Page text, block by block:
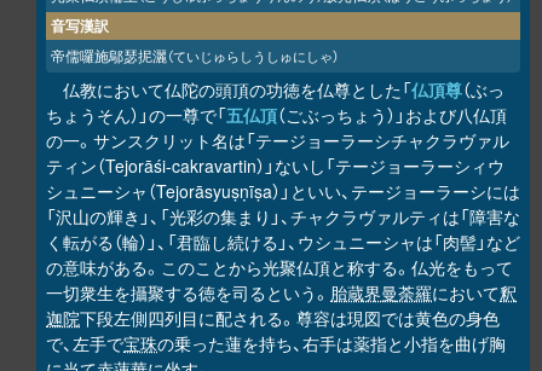
音写漢訳
帝儒囉施鄔瑟抳灑（ていじゅらしうしゅにしゃ）
仏教において仏陀の頭頂の功徳を仏尊とした「仏頂尊（ぶっ
ちょうそん）」の一尊で「五仏頂（ごぶっちょう）」および八仏頂
の一。サンスクリット名は「テージョーラーシチャクラヴァル
ティン（Tejorāśi-cakravartin）」ないし「テージョーラーシィウ
シュニーシャ（Tejorāsyuṣṇīṣa）」といい、テージョーラーシには
「沢山の輝き」、「光彩の集まり」、チャクラヴァルティは「障害な
く転がる（輪）」、「君臨し続ける」、ウシュニーシャは「肉髻」など
の意味がある。このことから光聚仏頂と称する。仏光をもって
一切衆生を攝聚する徳を司るという。 胎蔵界曼荼羅において釈
迦院下段左側四列目に配される。尊容は現図では黄色の身色
で、左手で宝珠の乗った蓮を持ち、右手は薬指と小指を曲げ胸